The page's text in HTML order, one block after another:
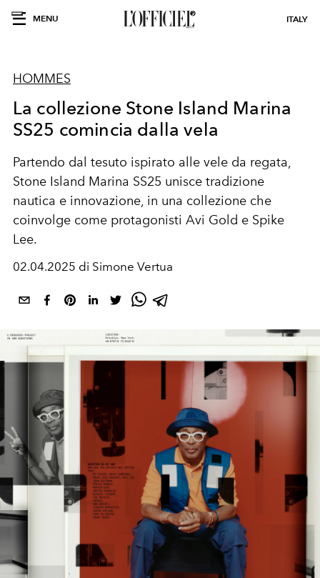
MENU ITALY
HOMMES
La collezione Stone Island Marina
SS25 comincia dalla vela
Partendo dal tesuto ispirato alle vele da regata,
Stone Island Marina SS25 unisce tradizione
nautica e innovazione, in una collezione che
coinvolge come protagonisti Avi Gold e Spike
Lee.
02.04.2025 di Simone Vertua